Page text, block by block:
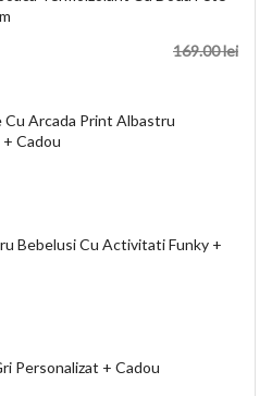
169.00lei
Cu Arcada Print Albastru
Cadou
Bebelusi Cu Activitati Funky +
Personalizat + Cadou